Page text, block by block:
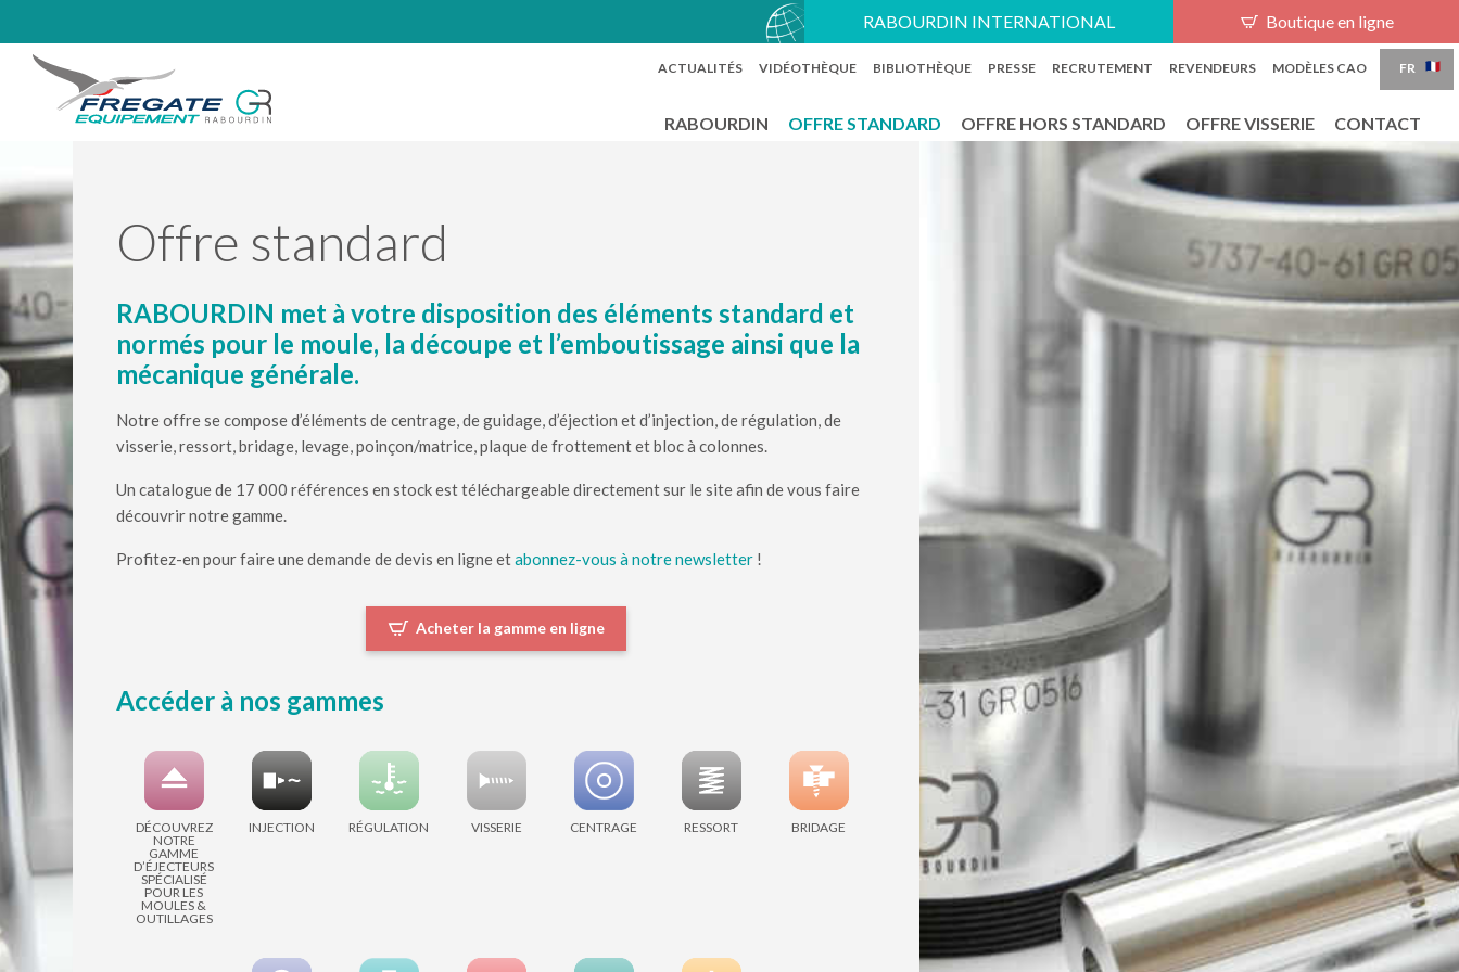
Boutique en ligne
RABOURDIN INTERNATIONAL
ACTUALITÉS VIDÉOTHÈQUE BIBLIOTHÈQUE PRESSE RECRUTEMENT REVENDEURS MODÈLES CAO FR
RABOURDIN OFFRE STANDARD OFFRE HORS STANDARD OFFRE VISSERIE CONTACT
Offre standard
RABOURDIN met à votre disposition des éléments standard et
normés pour le moule, la découpe et l’emboutissage ainsi que la
mécanique générale.
Notre offre se compose d’éléments de centrage, de guidage, d’éjection et d’injection, de régulation, de
visserie, ressort, bridage, levage, poinçon/matrice, plaque de frottement et bloc à colonnes.
Un catalogue de 17 000 références en stock est téléchargeable directement sur le site afin de vous faire
découvrir notre gamme.
Profitez-en pour faire une demande de devis en ligne etabonnez-vous à notre newsletter !
Acheter la gamme en ligne
Accéder à nos gammes
DÉCOUVREZ
NOTRE
GAMME
D’ÉJECTEURS
SPÉCIALISÉ
POUR LES
MOULES &
OUTILLAGES
INJECTION RÉGULATION VISSERIE CENTRAGE RESSORT BRIDAGE